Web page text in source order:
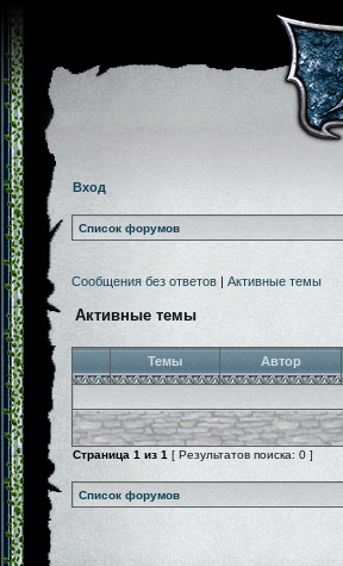
Вход
Список форумов
Сообщения без ответов | Активные темы
Активные темы
Темы Автор
Страница 1 из 1 [ Результатов поиска: 0 ]
Список форумов